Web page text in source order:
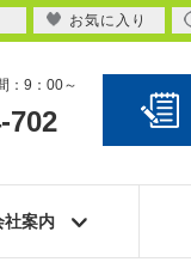
：9：00～
702
社案内
お気に入り